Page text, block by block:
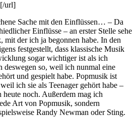
url]
Sache mit den Einflüssen… – Da
Einflüsse – an erster Stelle sehe
mit der ich ja begonnen habe. In den
festgestellt, dass klassische Musik
sogar wichtiger ist als ich
deswegen so, weil ich nunmal eine
und gespielt habe. Popmusik ist
ich sie als Teenager gehört habe –
heute noch. Außerdem mag ich
Art von Popmusik, sondern
Randy Newman oder Sting.